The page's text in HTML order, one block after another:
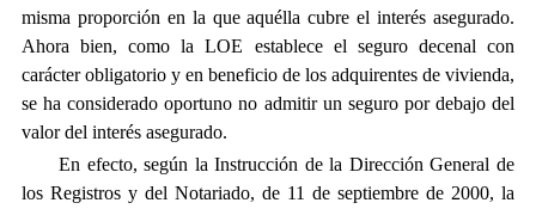
misma proporción en la que aquélla cubre el interés asegurado.
Ahora bien, como la LOE establece el seguro decenal con
carácter obligatorio y en beneficio de los adquirentes de vivienda,
se ha considerado oportuno no admitir un seguro por debajo del
valor del interés asegurado.
En efecto, según la Instrucción de la Dirección General de
los Registros y del Notariado, de 11 de septiembre de 2000, la